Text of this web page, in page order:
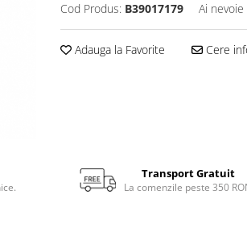
Cod Produs: B39017179 Ai
Adauga la Favorite Cere
Transport Gratuit
La comenzile peste 350